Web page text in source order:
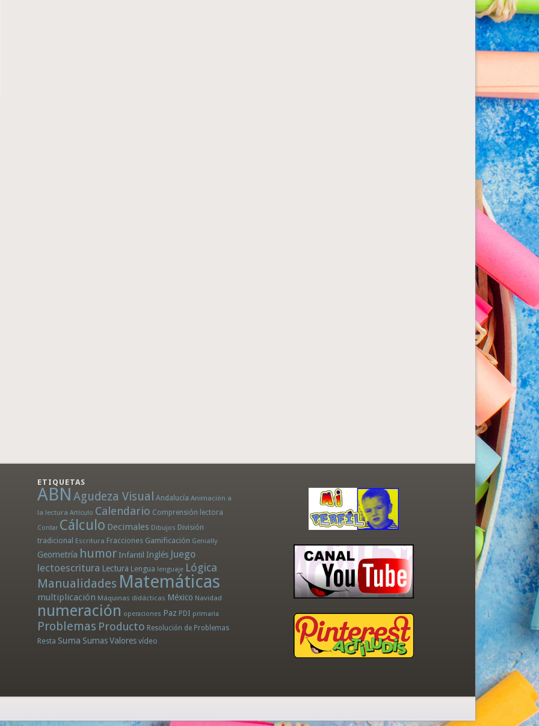
ETIQUETAS
ABN Agudeza Visual Andalucía Animación a
la lectura Artículo Calendario Comprensión lectora
Contar Cálculo Decimales Dibujos División
tradicional Escritura Fracciones Gamificación Genially
Geometría humor Infantil Inglés Juego
lectoescritura Lectura Lengua lenguaje Lógica
Manualidades Matemáticas
multiplicación Máquinas didácticas México Navidad
numeración operaciones Paz PDI primaria
Problemas Producto Resolución de Problemas
Resta Suma SumasValores vídeo